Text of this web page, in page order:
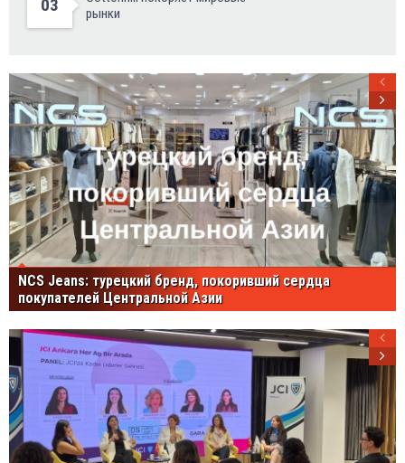
03
рынки
NCS Jeans: турецкий бренд, покоривший сердца
покупателей Центральной Азии